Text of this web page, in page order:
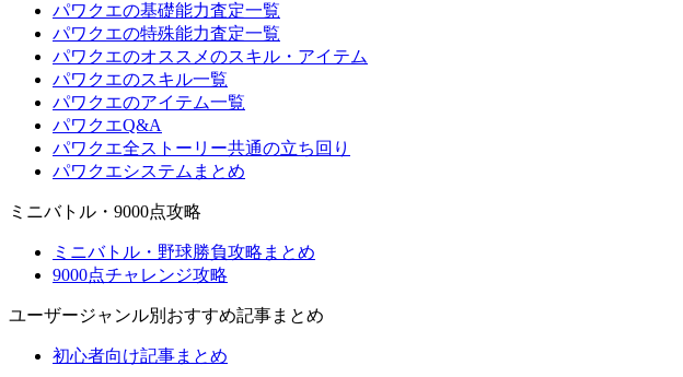
パワクエの基礎能力査定一覧
パワクエの特殊能力査定一覧
パワクエのオススメのスキル・アイテム
パワクエのスキル一覧
パワクエのアイテム一覧
パワクエQ&A
パワクエ全ストーリー共通の立ち回り
パワクエシステムまとめ
ミニバトル・9000点攻略
ミニバトル・野球勝負攻略まとめ
9000点チャレンジ攻略
ユーザージャンル別おすすめ記事まとめ
初心者向け記事まとめ